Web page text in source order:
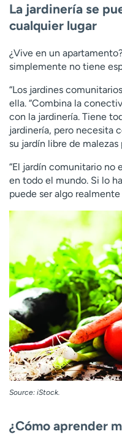
La jardinería se
cualquier lugar
¿Vive en un
simplemente no tiene
“Los jardines
ella. “Combina la
con la jardinería. Tiene
jardinería, pero necesita
su jardín libre de
“El jardín comunitario no
en todo el mundo. Si lo
puede ser algo realmente
Source: iStock.
¿Cómo aprender